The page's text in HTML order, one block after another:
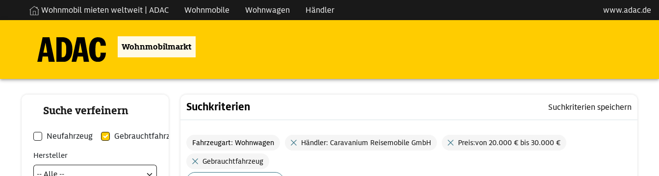
Wohnmobil mieten weltweit | ADAC Wohnmobile Wohnwagen Händler www.adac.de
Wohnmobilmarkt
Suchkriterien Suchkriterien speichern
Fahrzeugart: Wohnwagen Händler: Caravanium Reisemobile GmbH Preis:von 20.000 € bis 30.000 €
Gebrauchtfahrzeug
Suche verfeinern
Neufahrzeug Gebrauchtfahrzeug
Hersteller